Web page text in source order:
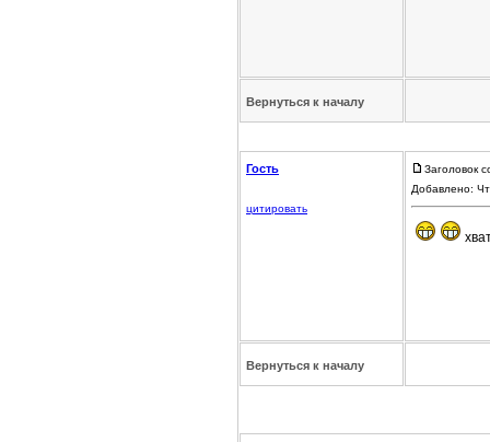
Вернуться к началу
Гость
цитировать
Заголовок
Добавлено:
Вернуться к началу